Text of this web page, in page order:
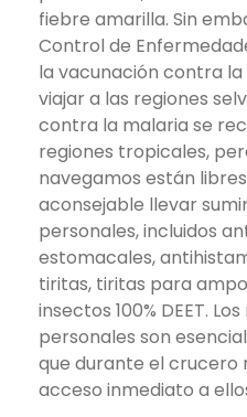
fiebre amarilla. Sin
Control de
la vacunación contra
viajar a las regiones
contra la malaria se
regiones tropicales,
navegamos están
aconsejable llevar
personales, incluidos
estomacales,
tiritas, tiritas para
insectos 100% DEET.
personales son
que durante el crucero
acceso inmediato a